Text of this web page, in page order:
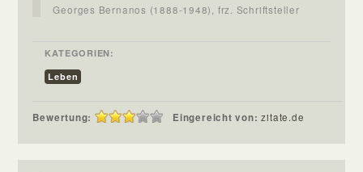
Georges Bernanos (1888-1948), frz. Schriftsteller
KATEGORIEN:
Leben
Bewertung: Eingereicht von:zitate.de